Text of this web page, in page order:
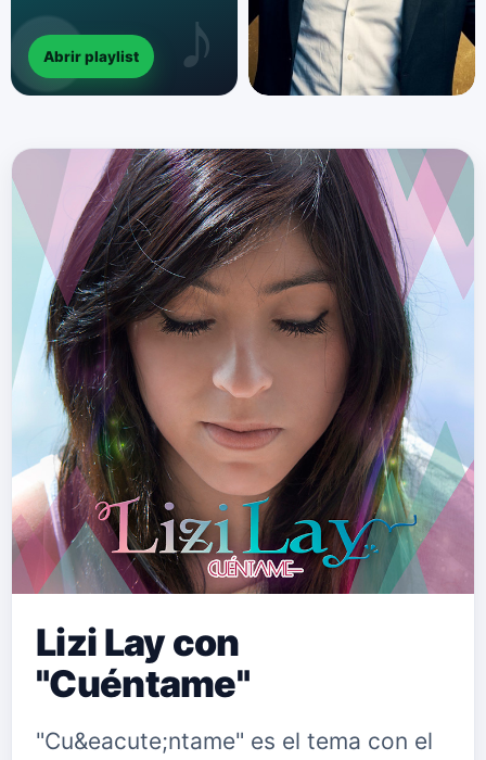
Abrir playlist
Lizi Lay con
"Cuéntame"
"Cu&eacute;ntame" es el tema con el